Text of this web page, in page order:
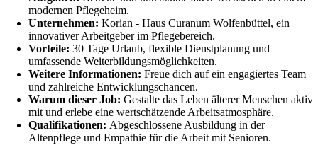
modernen Pflegeheim.
Unternehmen: Korian - Haus Curanum Wolfenbüttel, ein
innovativer Arbeitgeber im Pflegebereich.
Vorteile: 30 Tage Urlaub, flexible Dienstplanung und
umfassende Weiterbildungsmöglichkeiten.
Weitere Informationen: Freue dich auf ein engagiertes Team
und zahlreiche Entwicklungschancen.
Warum dieser Job: Gestalte das Leben älterer Menschen aktiv
mit und erlebe eine wertschätzende Arbeitsatmosphäre.
Qualifikationen: Abgeschlossene Ausbildung in der
Altenpflege und Empathie für die Arbeit mit Senioren.